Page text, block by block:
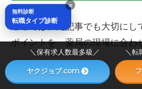
ここでは、元記事でも大切にし
ポイントを、薬局の現場に合わ
×
無料診断
転職タイプ診断
＼保有求人数最多級／ ＼転職
ヤクジョブ.com